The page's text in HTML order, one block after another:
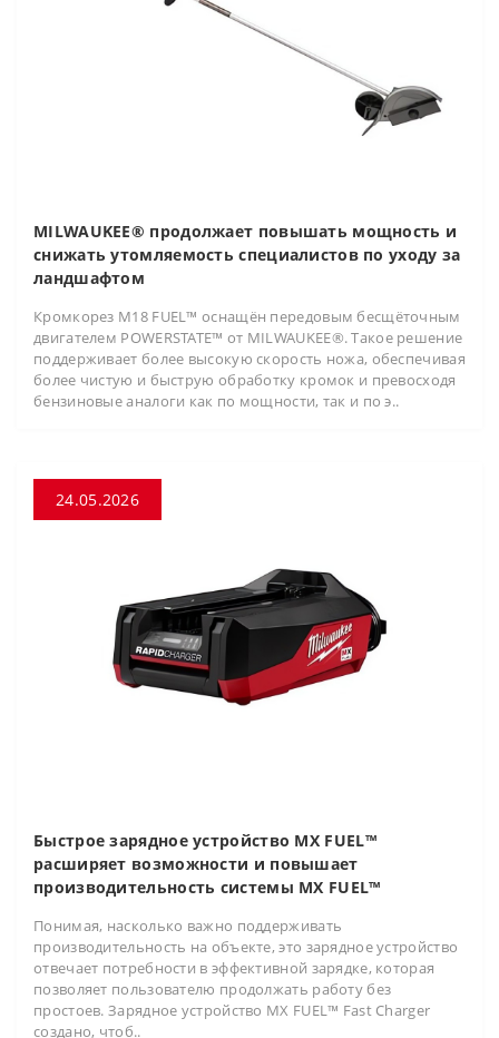
MILWAUKEE® продолжает повышать мощность и
снижать утомляемость специалистов по уходу за
ландшафтом
Кромкорез M18 FUEL™ оснащён передовым бесщёточным
двигателем POWERSTATE™ от MILWAUKEE®. Такое решение
поддерживает более высокую скорость ножа, обеспечивая
более чистую и быструю обработку кромок и превосходя
бензиновые аналоги как по мощности, так и по э..
24.05.2026
Быстрое зарядное устройство MX FUEL™
расширяет возможности и повышает
производительность системы MX FUEL™
Понимая, насколько важно поддерживать
производительность на объекте, это зарядное устройство
отвечает потребности в эффективной зарядке, которая
позволяет пользователю продолжать работу без
простоев. Зарядное устройство MX FUEL™ Fast Charger
создано, чтоб..